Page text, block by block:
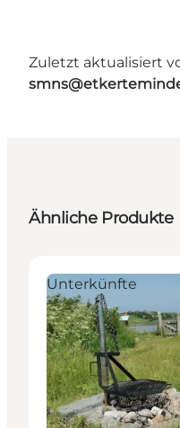
Zuletzt aktualisiert
Ähnliche Produkte
Unterkünfte